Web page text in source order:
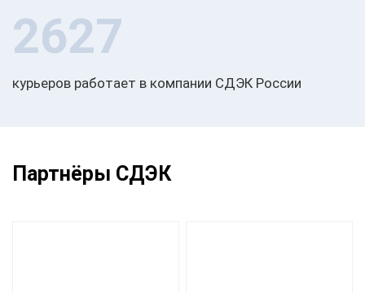
2627
курьеров работает в компании СДЭК России
Партнёры СДЭК